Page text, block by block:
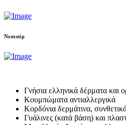
Νεσεσέρ
Γνήσια ελληνικά δέρματα και
Κουμπώματα αντιαλλεργικά
Κορδόνια δερμάτινα,
Γυάλινες (κατά βάση) και